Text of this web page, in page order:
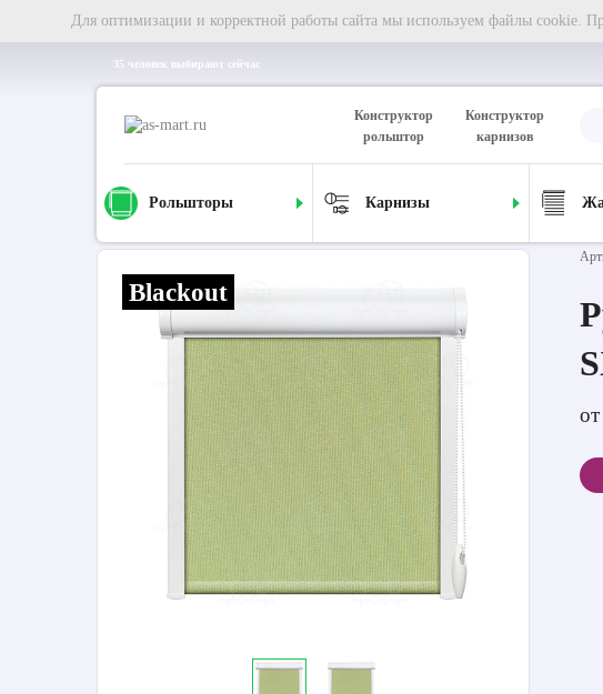
Для оптимизации и корректной работы сайта мы используем файлы cookie.
35 человек выбирают сейчас
Конструктор
рольштор
Конструктор
карнизов
Рольшторы Карнизы
Главная
Blackout
от